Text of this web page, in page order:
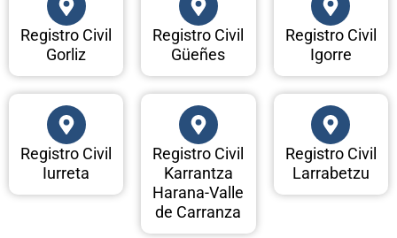
Registro Civil
Gorliz
Registro Civil
Güeñes
Registro Civil
Igorre
Registro Civil
Iurreta
Registro Civil
Karrantza
Harana-Valle
de Carranza
Registro Civil
Larrabetzu